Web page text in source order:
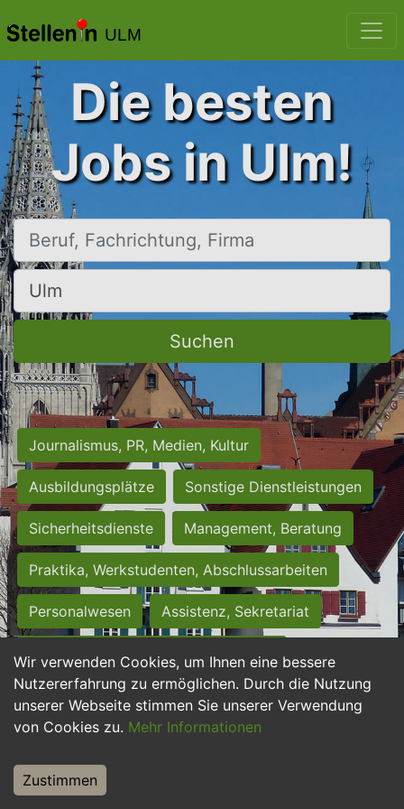
ULM
Wir verwenden Cookies, um Ihnen eine bessere
Nutzererfahrung zu ermöglichen. Durch die Nutzung
unserer Webseite stimmen Sie unserer Verwendung
von Cookies zu. Mehr Informationen
Zustimmen
Die besten
Jobs in Ulm!
Beruf, Fachrichtung, Firma
Ort, Stadt
Suchen
Journalismus, PR, Medien, Kultur
Ausbildungsplätze Sonstige Dienstleistungen
Sicherheitsdienste Management, Beratung
Praktika, Werkstudenten, Abschlussarbeiten
Personalwesen Assistenz, Sekretariat
Hilfskräfte, Aushilfs- und Nebenjobs
Einkauf, Logistik, Materialwirtschaft
Weiterbildung, Studium, duale Ausbildung
Tourismus